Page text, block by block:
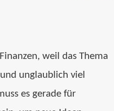
weil das Thema
unglaublich viel
es gerade für